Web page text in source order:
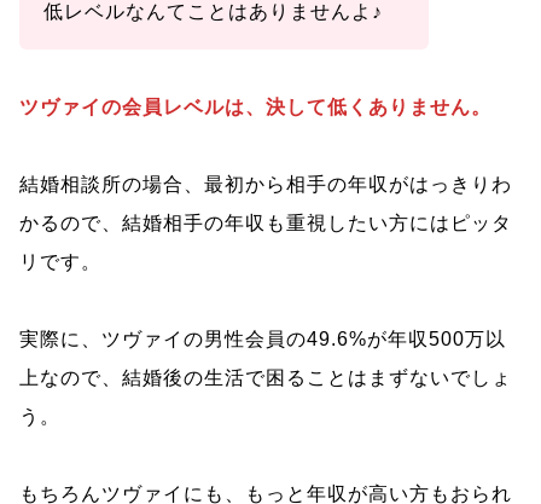
低レベルなんてことはありませんよ♪
ツヴァイの会員レベルは、決して低くありません。
結婚相談所の場合、最初から相手の年収がはっきりわ
かるので、結婚相手の年収も重視したい方にはピッタ
リです。
実際に、ツヴァイの男性会員の49.6%が年収500万以
上なので、結婚後の生活で困ることはまずないでしょ
う。
もちろんツヴァイにも、もっと年収が高い方もおられ